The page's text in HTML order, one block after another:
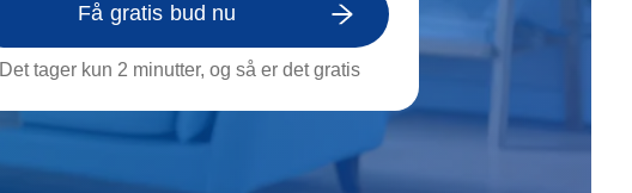
Få gratis bud nu
Det tager kun 2 minutter, og så er det gratis